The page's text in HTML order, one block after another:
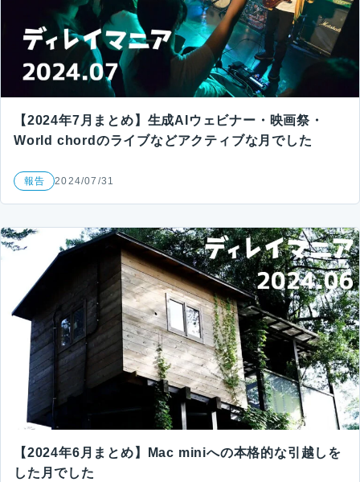
【2024年7月まとめ】生成AIウェビナー・映画祭・
World chordのライブなどアクティブな月でした
報告 2024/07/31
【2024年6月まとめ】Mac miniへの本格的な引越しを
した月でした